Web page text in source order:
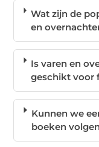
Wat zijn de
en
Is varen en
geschikt voor
Kunnen we
boeken